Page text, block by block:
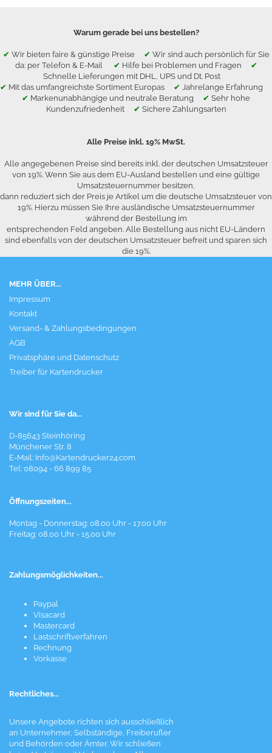
Warum gerade bei uns bestellen?
✔ Wir bieten faire & günstige Preise ✔ Wir sind auch persönlich für Sie
da: per Telefon & E-Mail ✔ Hilfe bei Problemen und Fragen ✔
Schnelle Lieferungen mit DHL, UPS und Dt. Post
✔ Mit das umfangreichste Sortiment Europas ✔ Jahrelange Erfahrung
✔ Markenunabhängige und neutrale Beratung ✔ Sehr hohe
Kundenzufriedenheit ✔ Sichere Zahlungsarten
Alle Preise inkl. 19% MwSt.
Alle angegebenen Preise sind bereits inkl. der deutschen Umsatzsteuer
von 19%. Wenn Sie aus dem EU-Ausland bestellen und eine gültige
Umsatzsteuernummer besitzen,
dann reduziert sich der Preis je Artikel um die deutsche Umsatzsteuer von
19%. Hierzu müssen Sie Ihre ausländische Umsatzsteuernummer
während der Bestellung im
entsprechenden Feld angeben. Alle Bestellung aus nicht EU-Ländern
sind ebenfalls von der deutschen Umsatzsteuer befreit und sparen sich
die 19%.
MEHR ÜBER...
Impressum
Kontakt
Versand- & Zahlungsbedingungen
AGB
Privatsphäre und Datenschutz
Treiber für Kartendrucker
Wir sind für Sie da...
D-85643 Steinhöring
Münchener Str. 8
E-Mail: Info@Kartendrucker24.com
Tel: 08094 - 66 899 85
Öffnungszeiten...
Montag - Donnerstag: 08.00 Uhr - 17.00 Uhr
Freitag: 08.00 Uhr - 15.00 Uhr
Zahlungsmöglichkeiten...
Paypal
Visacard
Mastercard
Lastschriftverfahren
Rechnung
Vorkasse
Rechtliches...
Unsere Angebote richten sich ausschließlich
an Unternehmer, Selbständige, Freiberufler
und Behörden oder Ämter. Wir schließen